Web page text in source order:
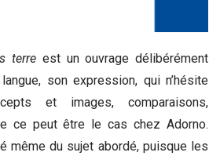
terre est un ouvrage délibérément
son expression, qui n’hésite
et images, comparaisons,
ce peut être le cas chez Adorno.
même du sujet abordé, puisque les